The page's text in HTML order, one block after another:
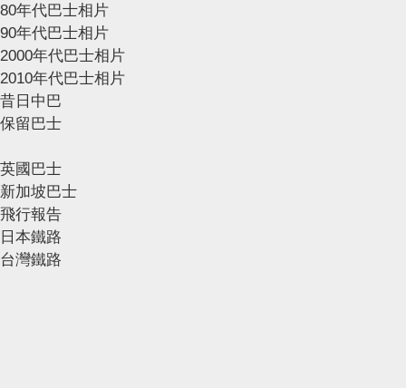
80年代巴士相片
90年代巴士相片
2000年代巴士相片
2010年代巴士相片
昔日中巴
保留巴士
英國巴士
新加坡巴士
飛行報告
日本鐵路
台灣鐵路